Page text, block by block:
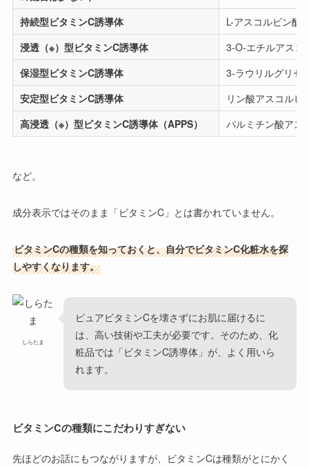
持続型ビタミンC誘導体
L-アスコルビン酸
浸透（※）型ビタミンC誘導体
3-O-エチルアスコ
保湿型ビタミンC誘導体
3-ラウリルグリセ
安定型ビタミンC誘導体
リン酸アスコルビ
高浸透（※）型ビタミンC誘導体（APPS）
パルミチン酸アス
など。
成分表示ではそのまま「ビタミンC」とは書かれていません。
ビタミンCの種類を知っておくと、自分でビタミンC化粧水を探
しやすくなります。
しらたま
ピュアビタミンCを壊さずにお肌に届けるに
は、高い技術や工夫が必要です。そのため、化
粧品では「ビタミンC誘導体」が、よく用いら
れます。
ビタミンCの種類にこだわりすぎない
先ほどのお話にもつながりますが、ビタミンCは種類がとにかく